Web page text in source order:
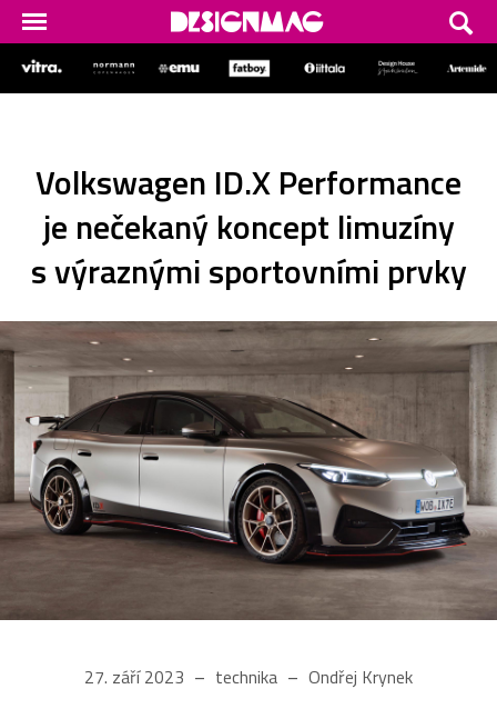
Volkswagen ID.X Performance
je nečekaný koncept limuzíny
s výraznými sportovními prvky
27. září 2023 technika Ondřej Krynek